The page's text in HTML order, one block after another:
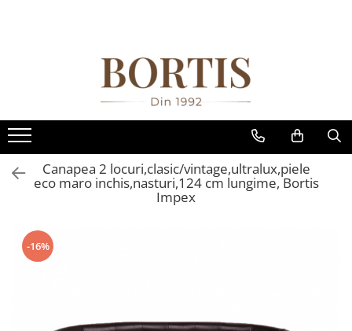
Fotolii balansoar/relaxante
Canapele
Coltare/canapele in L
Comode
Comode stil clasic/rustic
Fotolii
Mese sufragerie/dining
Canapea 2 locuri,clasic/vintage,ultralux,piele
eco maro inchis,nasturi,124 cm lungime, Bortis
Impex
-16%